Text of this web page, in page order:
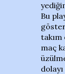
Bu
takım
maç